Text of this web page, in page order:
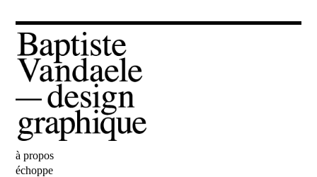
Baptiste Vandaele
à propos
échoppe